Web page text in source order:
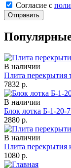
Cогласие с
Отправить
В наличии
Плита перекрытия
7832 р.
В наличии
Блок лотка Б-1-20-
2880 р.
В наличии
Плита перекрытия
1080 р.